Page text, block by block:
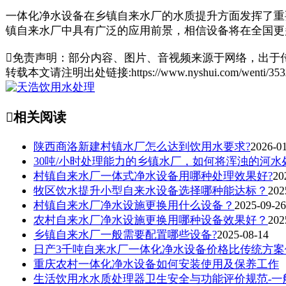
一体化净水设备在乡镇自来水厂的水质提升方面发挥了
镇自来水厂中具有广泛的应用前景，相信设备将在全国
免责声明：部分内容、图片、音视频来源于网络，出
转载本文请注明出处链接:https://www.nyshui.com/wenti/
相关阅读
陕西商洛新建村镇水厂怎么达到饮用水要求?2026-
30吨/小时处理能力的乡镇水厂，如何将浑浊的河水
村镇自来水厂一体式净水设备用哪种处理效果好?
牧区饮水提升小型自来水设备选择哪种能达标？
村镇自来水厂净水设施更换用什么设备？ 2025-09-26
农村自来水厂净水设施更换用哪种设备效果好？
乡镇自来水厂一般需要配置哪些设备?2025-08-14
日产3千吨自来水厂一体化净水设备价格比传统方案
重庆农村一体化净水设备如何安装使用及保养工作
生活饮用水水质处理器卫生安全与功能评价规范-一